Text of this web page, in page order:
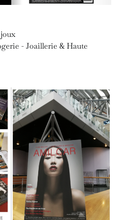
- Joaillerie & Haute